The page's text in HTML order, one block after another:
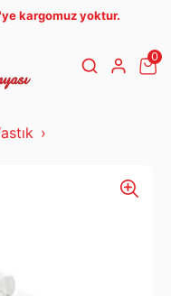
kargomuz yoktur.
0